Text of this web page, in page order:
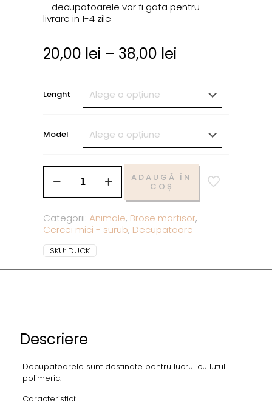
– decupatoarele vor fi gata pentru
livrare in 1-4 zile
20,00 lei – 38,00 lei
Lenght
Model
ADAUGĂ ÎN
COȘ
Categorii:Animale, Brose martisor,
Cercei mici - surub, Decupatoare
SKU: DUCK
Descriere
Decupatoarele sunt destinate pentru lucrul cu lutul
polimeric.
Caracteristici: